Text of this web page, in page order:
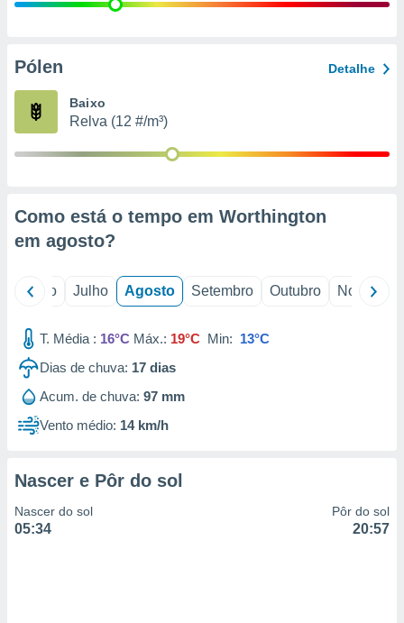
e
de
Pólen Detalhe
Baixo
Relva (12 #/m³)
Como está o tempo em Worthington
em agosto?
Junho Julho Agosto Setembro Outubro Novembro
T. Média : 16°C Máx.: 19°C Min: 13°C
Dias de chuva: 17 dias
Acum. de chuva: 97 mm
Vento médio: 14 km/h
Nascer e Pôr do sol
Nascer do sol
05:34
Pôr do sol
20:57